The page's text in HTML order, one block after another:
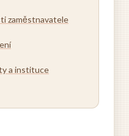
zaměstnavatele
a instituce